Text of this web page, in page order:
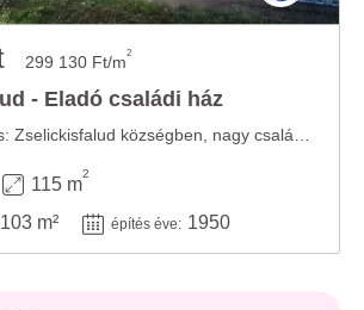
299 130 Ft/m2
- Eladó családi ház
115 m
2
m² építés éve: 1950